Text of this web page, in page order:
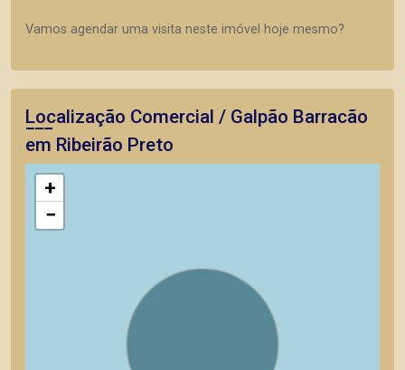
Vamos agendar uma visita neste imóvel hoje mesmo?
Localização Comercial / Galpão Barracão
em Ribeirão Preto
+
−